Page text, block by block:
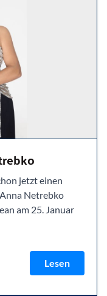
jetzt einen
Netrebko
am 25. Januar
Lesen